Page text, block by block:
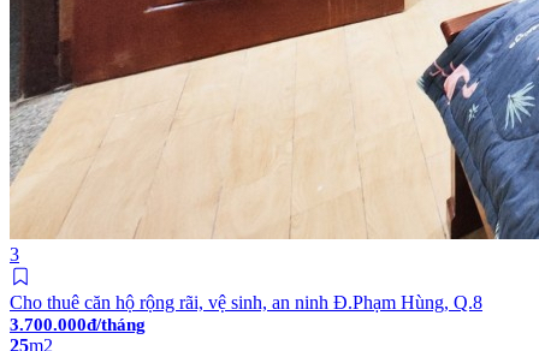
3
Cho thuê căn hộ rộng rãi, vệ sinh, an ninh Đ.Phạm Hùng, Q.8
3.700.000đ/tháng
25m2